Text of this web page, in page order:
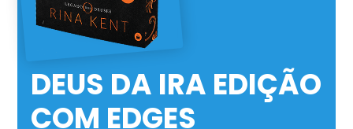
DEUS DA IRA EDIÇÃO
COM EDGES